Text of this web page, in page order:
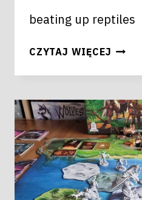
beating up reptiles
CZYTAJ WIĘCEJ